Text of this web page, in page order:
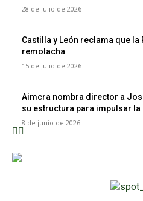
28 de julio de 2026
Castilla y León reclama que la
remolacha
15 de julio de 2026
Aimcra nombra director a
su estructura para impulsar
8 de junio de 2026